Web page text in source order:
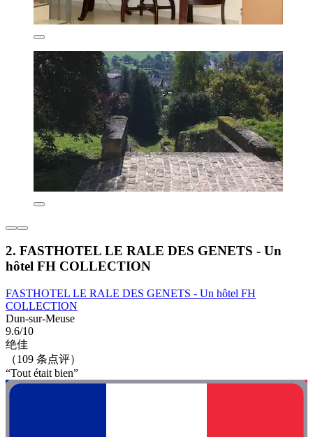
2. FASTHOTEL LE RALE DES GENETS - Un
hôtel FH COLLECTION
FASTHOTEL LE RALE DES GENETS - Un hôtel FH
COLLECTION
Dun-sur-Meuse
9.6/10
绝佳
（109 条点评）
“Tout était bien”